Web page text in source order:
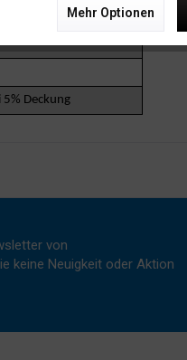
5% Deckung
von
keine Neuigkeit oder Aktion
Mehr Optionen